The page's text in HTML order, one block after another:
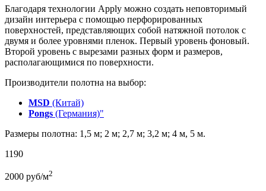
Благодаря технологии Apply можно создать неповторимый
дизайн интерьера с помощью перфорированных
поверхностей, представляющих собой натяжной потолок с
двумя и более уровнями пленок. Первый уровень фоновый.
Второй уровень с вырезами разных форм и размеров,
располагающимися по поверхности.
Производители полотна на выбор:
MSD (Китай)
Pongs (Германия)"
Размеры полотна: 1,5 м; 2 м; 2,7 м; 3,2 м; 4 м, 5 м.
1190
2000 руб/м2